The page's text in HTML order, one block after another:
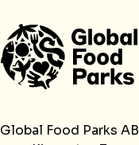
Global Food Parks AB